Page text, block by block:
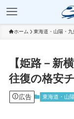
ホーム 東海道・山陽・九
【姫路－新
往復の格安
広告 東海道・山